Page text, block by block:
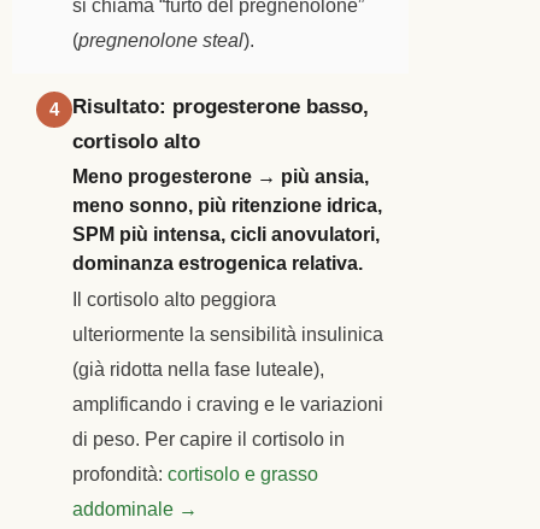
(pregnenolone steal).
4
Risultato: progesterone basso,
cortisolo alto
Meno progesterone → più ansia,
meno sonno, più ritenzione idrica,
SPM più intensa, cicli anovulatori,
dominanza estrogenica relativa.
Il cortisolo alto peggiora
ulteriormente la sensibilità insulinica
(già ridotta nella fase luteale),
amplificando i craving e le variazioni
di peso. Per capire il cortisolo in
profondità: cortisolo e grasso
addominale →